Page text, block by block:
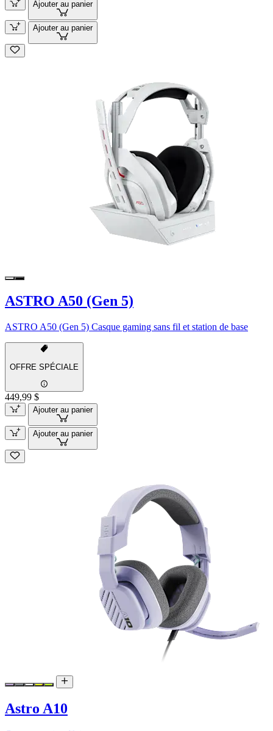
Ajouter au panier
Ajouter au panier
ASTRO A50 (Gen 5)
ASTRO A50 (Gen 5) Casque gaming sans fil et station de base
OFFRE SPÉCIALE
449,99 $
Ajouter au panier
Ajouter au panier
Astro A10